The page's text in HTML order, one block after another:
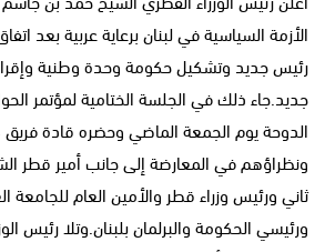
الأزمة السياسية في لبنان برعاية عربية بعد
رئيس جديد وتشكيل حكومة وحدة وطنية
جديد.جاء ذلك في الجلسة الختامية لمؤتمر
ونظراؤهم في المعارضة إلى جانب أمير قطر
ثاني ورئيس وزراء قطر والأمين العام
ورئيسي الحكومة والبرلمان بلبنان.وتلا رئيس